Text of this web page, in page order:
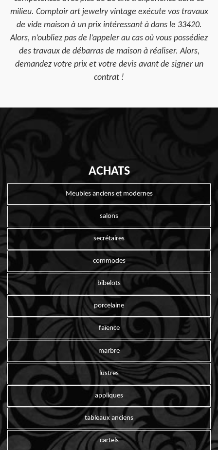
milieu. Comptoir art jewelry vintage exécute vos travaux
de vide maison à un prix intéressant à dans le 33420.
Alors, n’oubliez pas de l’appeler au cas où vous possédiez
des travaux de débarras de maison à réaliser. Alors,
demandez votre prix et votre devis avant de signer un
contrat !
ACHATS
Meubles anciens et modernes
salons
secrétaires
commodes
bibelots
porcelaine
faïence
marbre
lustres
appliques
tableaux anciens
cartels